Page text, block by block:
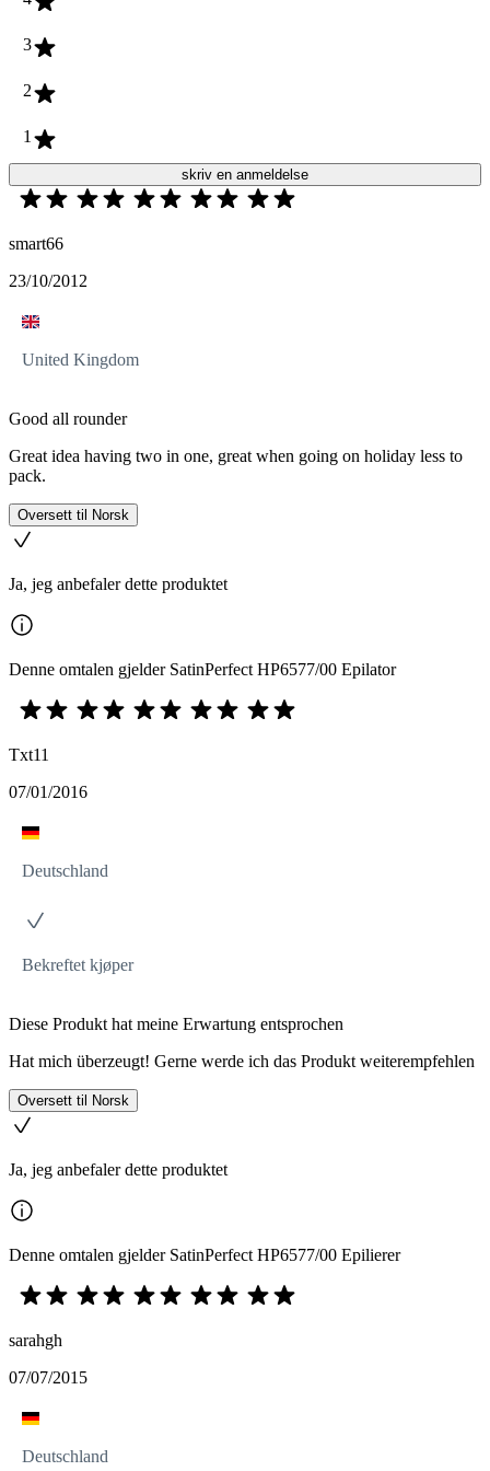
3
2
1
skriv en anmeldelse
smart66
23/10/2012
United Kingdom
Good all rounder
Great idea having two in one, great when going on holiday less to
pack.
Oversett til Norsk
Ja, jeg anbefaler dette produktet
Denne omtalen gjelder SatinPerfect HP6577/00 Epilator
Txt11
07/01/2016
Deutschland
Bekreftet kjøper
Diese Produkt hat meine Erwartung entsprochen
Hat mich überzeugt! Gerne werde ich das Produkt weiterempfehlen
Oversett til Norsk
Ja, jeg anbefaler dette produktet
Denne omtalen gjelder SatinPerfect HP6577/00 Epilierer
sarahgh
07/07/2015
Deutschland